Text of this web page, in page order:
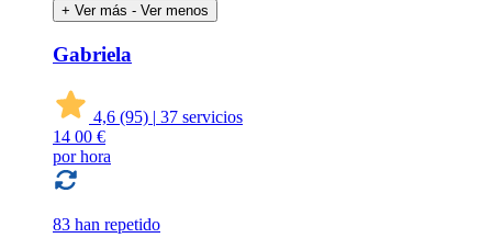
+ Ver más - Ver menos
Gabriela
4,6 (95) | 37 servicios
14 00 €
por hora
83 han repetido